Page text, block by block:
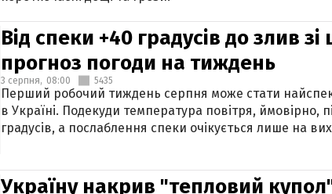
Від спеки +40 градусів до злив
прогноз погоди на тиждень
3 серпня, 08:00 5435
Перший робочий тиждень серпня може стати
в Україні. Подекуди температура повітря, ймовірно,
градусів, а послаблення спеки очікується лише на
Україну накрив "тепловий